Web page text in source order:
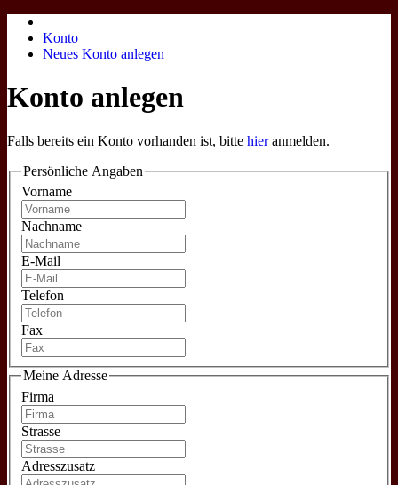
Konto
Neues Konto anlegen
Konto anlegen
Falls bereits ein Konto vorhanden ist, bitte hieranmelden.
Persönliche Angaben
Vorname
Nachname
E-Mail
Telefon
Fax
Meine Adresse
Firma
Strasse
Adresszusatz